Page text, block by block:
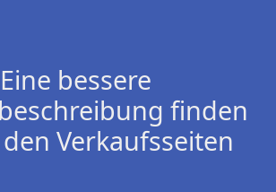
Eine bessere
finden
Verkaufsseiten